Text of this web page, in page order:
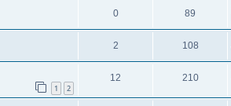
0 89
2 108
1 2
12 210